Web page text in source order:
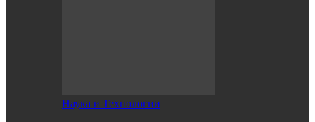
Наука и Технологии